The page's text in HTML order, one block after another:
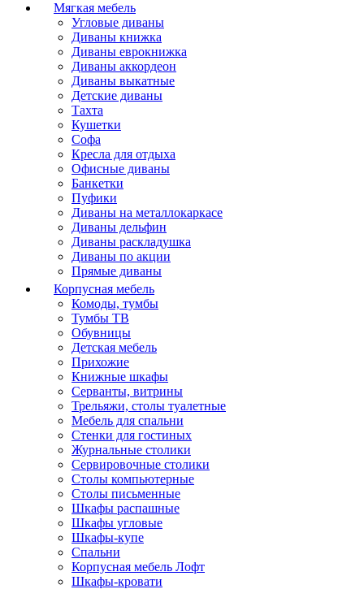
Мягкая мебель
Угловые диваны
Диваны книжка
Диваны еврокнижка
Диваны аккордеон
Диваны выкатные
Детские диваны
Тахта
Кушетки
Софа
Кресла для отдыха
Офисные диваны
Банкетки
Пуфики
Диваны на металлокаркасе
Диваны дельфин
Диваны раскладушка
Диваны по акции
Прямые диваны
Корпусная мебель
Комоды, тумбы
Тумбы ТВ
Обувницы
Детская мебель
Прихожие
Книжные шкафы
Серванты, витрины
Трельяжи, столы туалетные
Мебель для спальни
Стенки для гостиных
Журнальные столики
Сервировочные столики
Столы компьютерные
Столы письменные
Шкафы распашные
Шкафы угловые
Шкафы-купе
Спальни
Корпусная мебель Лофт
Шкафы-кровати